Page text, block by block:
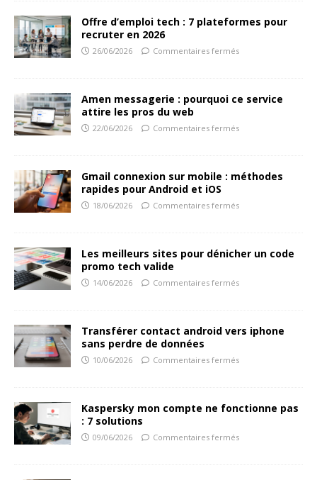
Offre d’emploi tech : 7 plateformes pour
recruter en 2026
26/06/2026 Commentaires fermés
Amen messagerie : pourquoi ce service
attire les pros du web
22/06/2026 Commentaires fermés
Gmail connexion sur mobile : méthodes
rapides pour Android et iOS
18/06/2026 Commentaires fermés
Les meilleurs sites pour dénicher un code
promo tech valide
14/06/2026 Commentaires fermés
Transférer contact android vers iphone
sans perdre de données
10/06/2026 Commentaires fermés
Kaspersky mon compte ne fonctionne pas
: 7 solutions
09/06/2026 Commentaires fermés